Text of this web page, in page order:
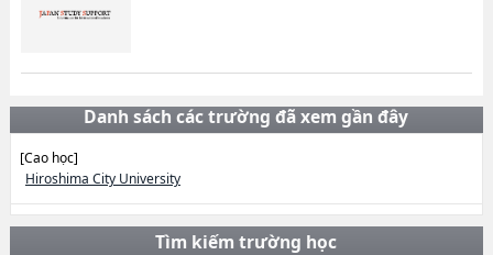
Danh sách các trường đã xem gần đây
[Cao học]
Hiroshima City University
Tìm kiếm trường học